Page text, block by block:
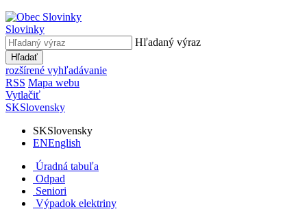
Slovinky
Hľadaný výraz
Hľadať
rozšírené vyhľadávanie
RSS Mapa webu
Vytlačiť
SKSlovensky
SKSlovensky
ENEnglish
Úradná tabuľa
Odpad
Seniori
Výpadok elektriny